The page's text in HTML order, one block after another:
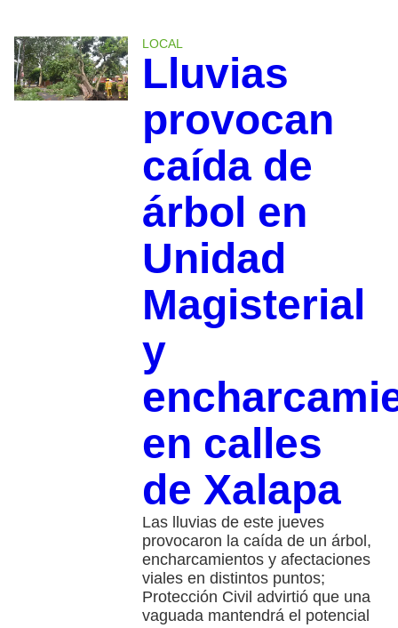
LOCAL
Lluvias
provocan
caída de
árbol en
Unidad
Magisterial
y
en calles
de Xalapa
Las lluvias de este jueves
provocaron la caída de un árbol,
encharcamientos y afectaciones
viales en distintos puntos;
Protección Civil advirtió que una
vaguada mantendrá el potencial